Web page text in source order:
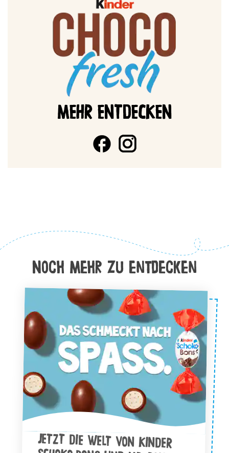
MEHR ENTDECKEN
Noch Mehr zu entdecken
JETZT DIE WELT VON KINDER
SCHOKO-BONS UND MR. BON